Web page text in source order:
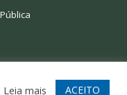
Leia mais ACEITO